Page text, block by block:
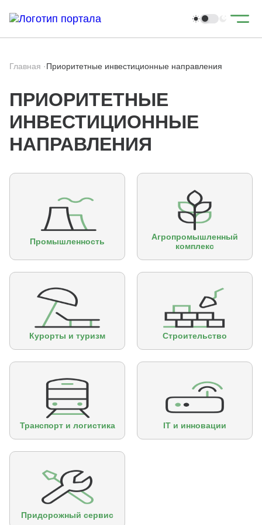
Главная ·Приоритетные инвестиционные направления
ПРИОРИТЕТНЫЕ
ИНВЕСТИЦИОННЫЕ
НАПРАВЛЕНИЯ
Промышленность
Агропромышленный
комплекс
Курорты и туризм Строительство
Транспорт и логистика IT и инновации
Придорожный сервис